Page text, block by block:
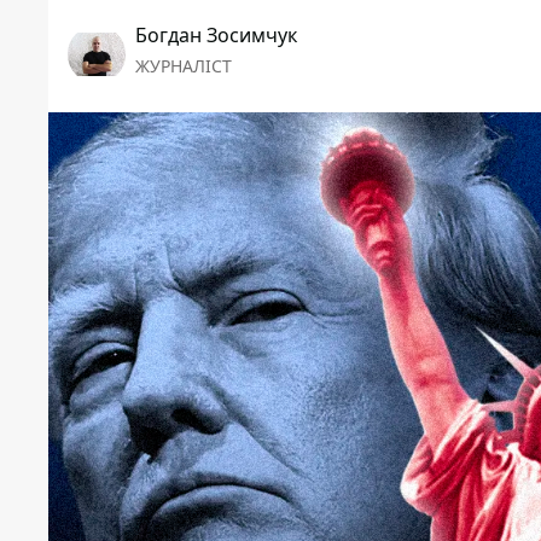
Богдан Зосимчук
ЖУРНАЛІСТ